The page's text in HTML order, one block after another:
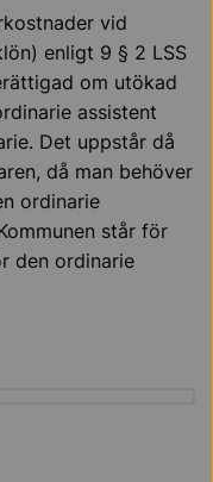
vid
enligt 9 § 2 LSS
om utökad
assistent
Det uppstår då
då man behöver
ordinarie
står för
den ordinarie